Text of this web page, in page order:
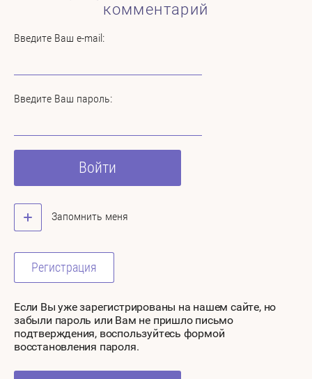
комментарий
Введите Ваш e-mail:
Введите Ваш пароль:
Войти
Запомнить меня
Регистрация
Если Вы уже зарегистрированы на нашем сайте, но
забыли пароль или Вам не пришло письмо
подтверждения, воспользуйтесь формой
восстановления пароля.